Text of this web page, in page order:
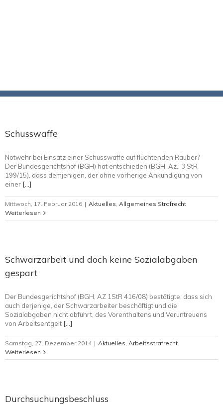
Schusswaffe
Notwehr bei Einsatz einer Schusswaffe auf flüchtenden Räuber?
Der Bundesgerichtshof (BGH) hat entschieden (BGH, Az.: 3 StR
199/15), dass demjenigen, der ohne vorherige Ankündigung von
einer […]
Mittwoch, 17. Februar 2016 | Aktuelles, Allgemeines Strafrecht
Weiterlesen
Schwarzarbeit und doch keine Sozialabgaben
gespart
Der Bundesgerichtshof (BGH, AZ 1StR 416/08) bestätigte, dass sich
auch derjenige, der Schwarzarbeiter beschäftigt und die
Sozialabgaben nicht abführt, des Vorenthaltens und Veruntreuens
von Arbeitsentgelt […]
Samstag, 27. Dezember 2014 | Aktuelles, Arbeitsstrafrecht
Weiterlesen
Durchsuchungsbeschluss